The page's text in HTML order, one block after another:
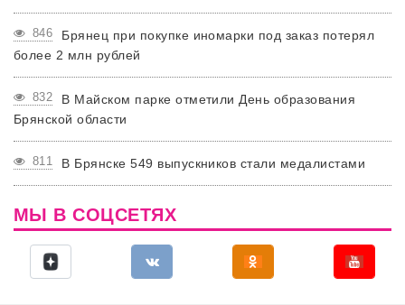
846
Брянец при покупке иномарки под заказ потерял
более 2 млн рублей
832
В Майском парке отметили День образования
Брянской области
811 В Брянске 549 выпускников стали медалистами
МЫ В СОЦСЕТЯХ